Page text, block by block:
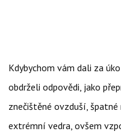
Kdybychom vám dali za
obdrželi odpovědi, jako
znečištěné ovzduší,
extrémní vedra, ovšem